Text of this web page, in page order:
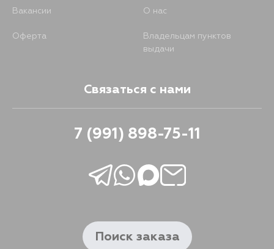
Вакансии О нас
Оферта
Владельцам пунктов
выдачи
Связаться с нами
7 (991) 898-75-11
Поиск заказа